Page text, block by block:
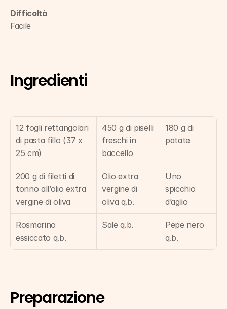
Difficoltà
Facile
Ingredienti
12 fogli rettangolari
di pasta fillo (37 x
25 cm)
450 g di piselli
freschi in
baccello
180 g di
patate
200 g di filetti di
tonno all’olio extra
vergine di oliva
Olio extra
vergine di
oliva q.b.
Uno
spicchio
d’aglio
Rosmarino
essiccato q.b.
Sale q.b.
Pepe nero
q.b.
Preparazione